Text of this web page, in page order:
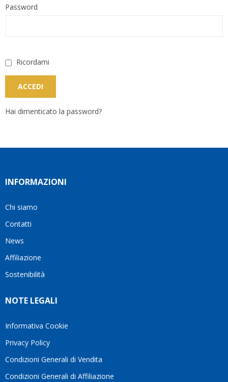
Password
Ricordami
Hai dimenticato la password?
INFORMAZIONI
Chi siamo
Contatti
News
Affiliazione
Sostenibilità
NOTE LEGALI
Informativa Cookie
Privacy Policy
Condizioni Generali di Vendita
Condizioni Generali di Affiliazione